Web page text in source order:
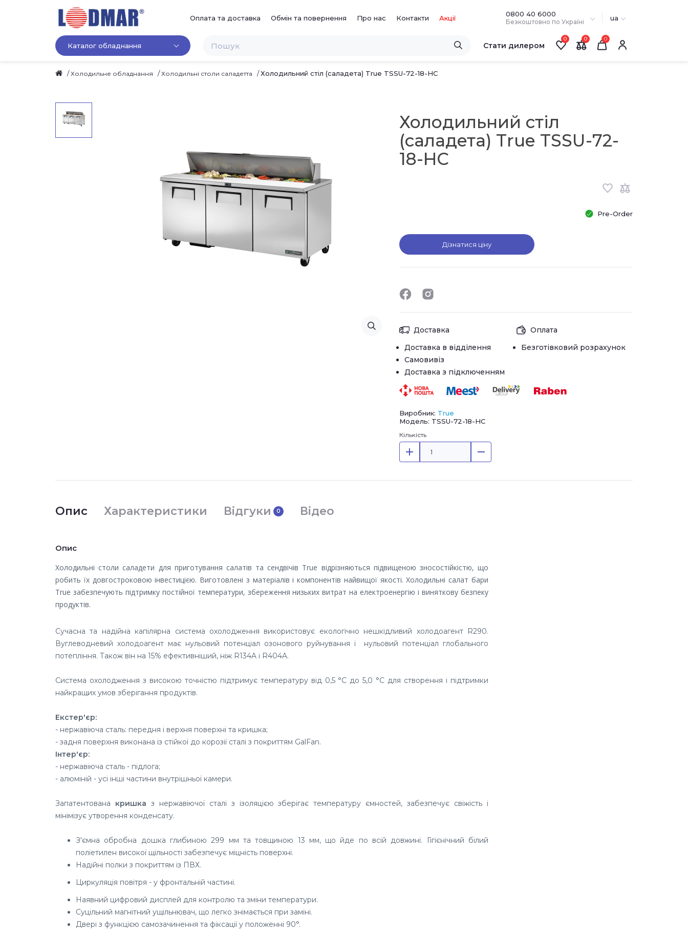
Оплата та доставка Обмін та повернення Про нас Контакти Акції 0800 40 6000
Безкоштовно по Україні ua
Каталог обладнання Стати дилером
0 0
Холодильне обладнання Холодильні столи саладетта Холодильний стіл (саладета) True TSSU-72-18-HC
Холодильний стіл
(саладета) True TSSU-72-
18-HC
Pre-Order
Дізнатися ціну
Доставка
Доставка в відділення
Самовивіз
Доставка з підключенням
Оплата
Безготівковий розрахунок
Виробник: True
Модель: TSSU-72-18-HC
Кількість
Опис Характеристики Відгуки 0 Відео
Опис
Холодильні столи саладети для приготування салатів та сендвічів True відрізняються підвищеною зносостійкістю, що
робить їх довгостроковою інвестицією. Виготовлені з матеріалів і компонентів найвищої якості. Холодильні салат бари
True забезпечують підтримку постійної температури, збереження низьких витрат на електроенергію і виняткову безпеку
продуктів.
Сучасна та надійна капілярна система охолодження використовує екологічно нешкідливий холодоагент R290.
Вуглеводневий холодоагент має нульовий потенціал озонового руйнування і нульовий потенціал глобального
потепління. Також він на 15% ефективніший, ніж R134A і R404A.
Система охолодження з високою точністю підтримує температуру від 0,5 °C до 5,0 °C для створення і підтримки
найкращих умов зберігання продуктів.
Екстер'єр:
- нержавіюча сталь: передня і верхня поверхні та кришка;
- задня поверхня виконана із стійкої до корозії сталі з покриттям GalFan.
Інтер'єр:
- нержавіюча сталь - підлога;
- алюміній - усі інші частини внутрішньої камери.
Запатентована кришка з нержавіючої сталі з ізоляцією зберігає температуру ємностей, забезпечує свіжість і
мінімізує утворення конденсату.
З'ємна обробна дошка глибиною 299 мм та товщиною 13 мм, що йде по всій довжині. Гігієнічний білий
поліетилен високої щільності забезпечує міцність поверхні.
Надійні полки з покриттям із ПВХ.
Циркуляція повітря - у фронтальній частині.
Наявний цифровий дисплей для контролю та зміни температури.
Суцільний магнітний ущільнювач, що легко знімається при заміні.
Двері з функцією самозачинення та фіксації у положенні 90°.